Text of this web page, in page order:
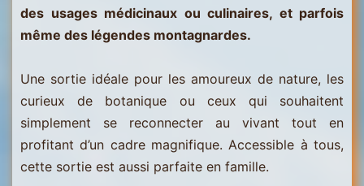
des usages médicinaux ou culinaires, et parfois
même des légendes montagnardes.
Une sortie idéale pour les amoureux de nature, les
curieux de botanique ou ceux qui souhaitent
simplement se reconnecter au vivant tout en
profitant d’un cadre magnifique. Accessible à tous,
cette sortie est aussi parfaite en famille.